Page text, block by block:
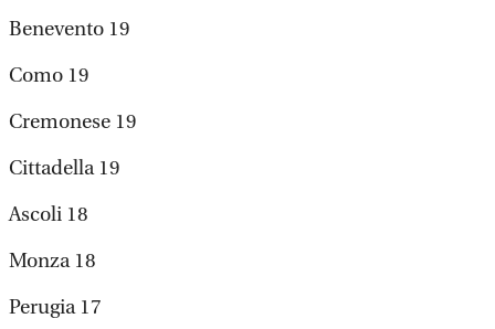
Benevento 19
Como 19
Cremonese 19
Cittadella 19
Ascoli 18
Monza 18
Perugia 17